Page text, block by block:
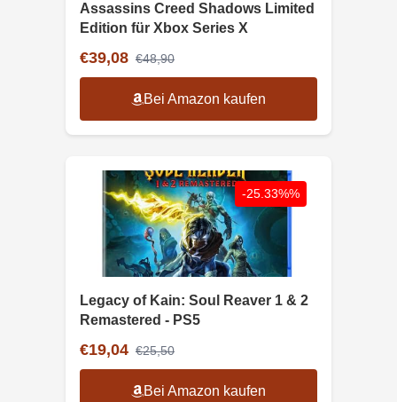
Assassins Creed Shadows Limited
Edition für Xbox Series X
€39,08 €48,90
Bei Amazon kaufen
-25.33%%
Legacy of Kain: Soul Reaver 1 & 2
Remastered - PS5
€19,04 €25,50
Bei Amazon kaufen